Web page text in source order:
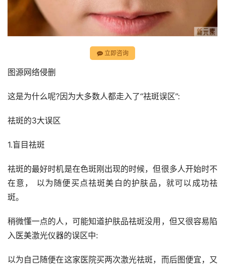
立即咨询
图源网络侵删
这是为什么呢?因为大多数人都走入了“祛斑误区”:
祛斑的3大误区
1.盲目祛斑
祛斑的最好时机是在色斑刚出现的时候，但很多人开始时不
在意， 以为随便买点祛斑美白的护肤品，就可以成功祛
斑。
稍微懂一点的人，可能知道护肤品祛斑没用，但又很容易陷
入医美激光仪器的误区中:
以为自己随便在这家医院买两次激光祛斑，而后图便宜，又